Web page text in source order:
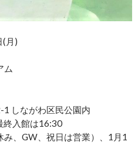
(月)
ム
しながわ区民公園内
入館は16:30
、GW、祝日は営業）、1月1